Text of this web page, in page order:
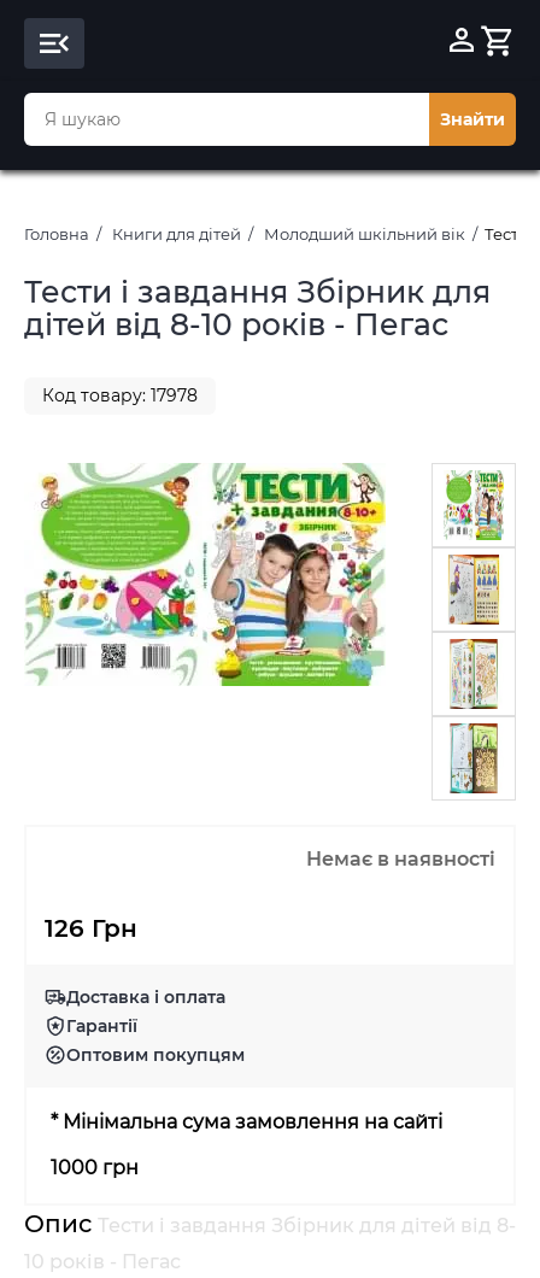
Знайти
Головна Книги для дітей Молодший шкільний вік Тести
Тести і завдання Збірник для
дітей від 8-10 років - Пегас
Код товару: 17978
Немає в наявності
126 Грн
Доставка і оплата
Гарантії
Оптовим покупцям
* Мінімальна сума замовлення на сайті
1000 грн
Опис Тести і завдання Збірник для дітей від 8-
10 років - Пегас